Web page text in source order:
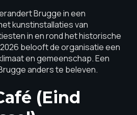
Brugge in een
kunstinstallaties van
in en rond het historische
belooft de organisatie een
en gemeenschap. Een
anders te beleven.
(eind